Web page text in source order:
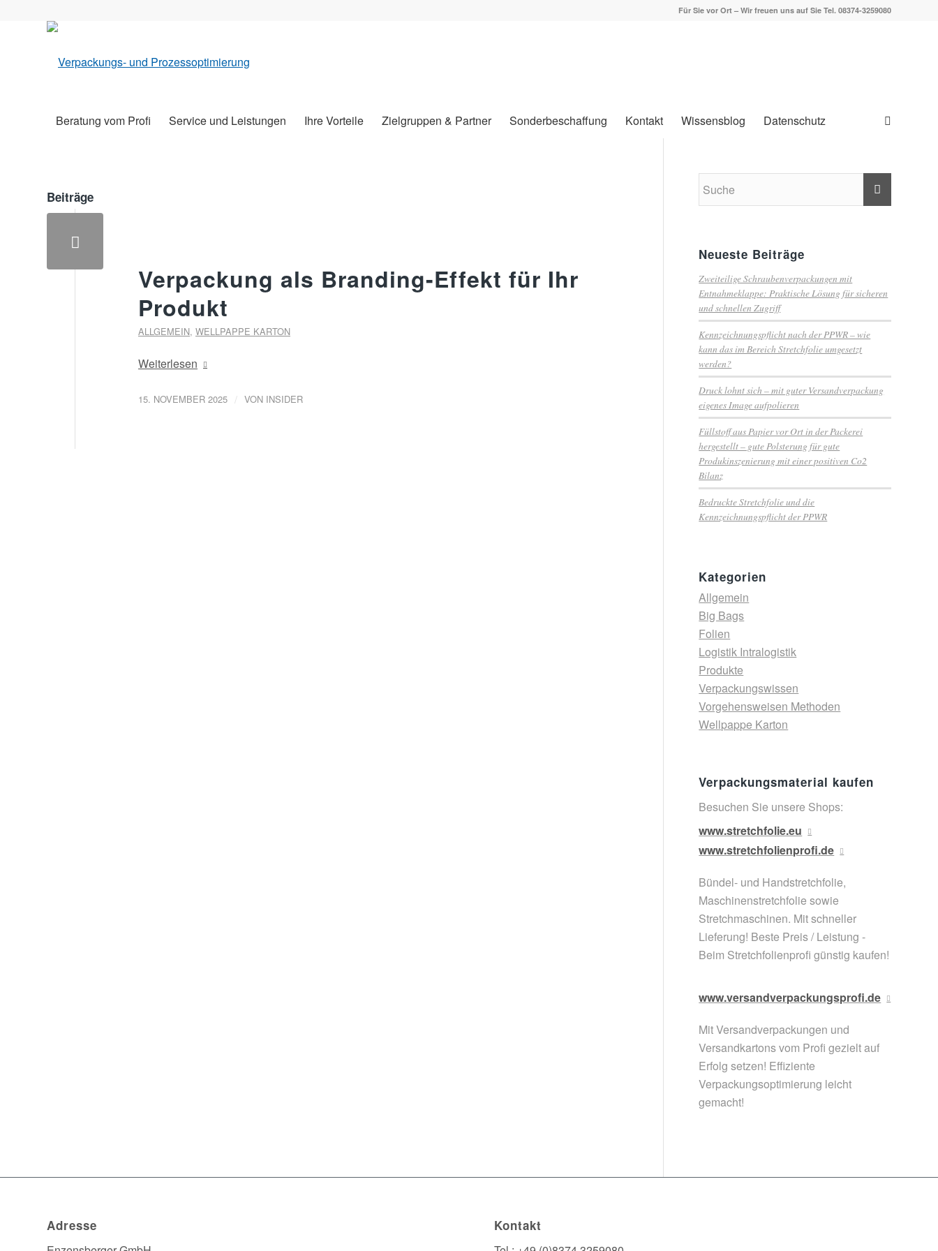
Für Sie vor Ort – Wir freuen uns auf Sie Tel. 08374-3259080
Beratung vom Profi Service und Leistungen Ihre Vorteile Zielgruppen & Partner Sonderbeschaffung Kontakt Wissensblog Datenschutz
Beiträge
Verpackung als Branding-Effekt für Ihr
Produkt
ALLGEMEIN, WELLPAPPE KARTON
Weiterlesen
15. NOVEMBER 2025 / VON INSIDER
Neueste Beiträge
Zweiteilige Schraubenverpackungen mit
Entnahmeklappe: Praktische Lösung für sicheren
und schnellen Zugriff
Kennzeichnungspflicht nach der PPWR – wie
kann das im Bereich Stretchfolie umgesetzt
werden?
Druck lohnt sich – mit guter Versandverpackung
eigenes Image aufpolieren
Füllstoff aus Papier vor Ort in der Packerei
hergestellt – gute Polsterung für gute
Produkinszenierung mit einer positiven Co2
Bilanz
Bedruckte Stretchfolie und die
Kennzeichnungspflicht der PPWR
Kategorien
Allgemein
Big Bags
Folien
Logistik Intralogistik
Produkte
Verpackungswissen
Vorgehensweisen Methoden
Wellpappe Karton
Verpackungsmaterial kaufen
Besuchen Sie unsere Shops:
www.stretchfolie.eu
www.stretchfolienprofi.de
Bündel- und Handstretchfolie,
Maschinenstretchfolie sowie
Stretchmaschinen. Mit schneller
Lieferung! Beste Preis / Leistung -
Beim Stretchfolienprofi günstig kaufen!
www.versandverpackungsprofi.de
Mit Versandverpackungen und
Versandkartons vom Profi gezielt auf
Erfolg setzen! Effiziente
Verpackungsoptimierung leicht
gemacht!
Adresse Kontakt